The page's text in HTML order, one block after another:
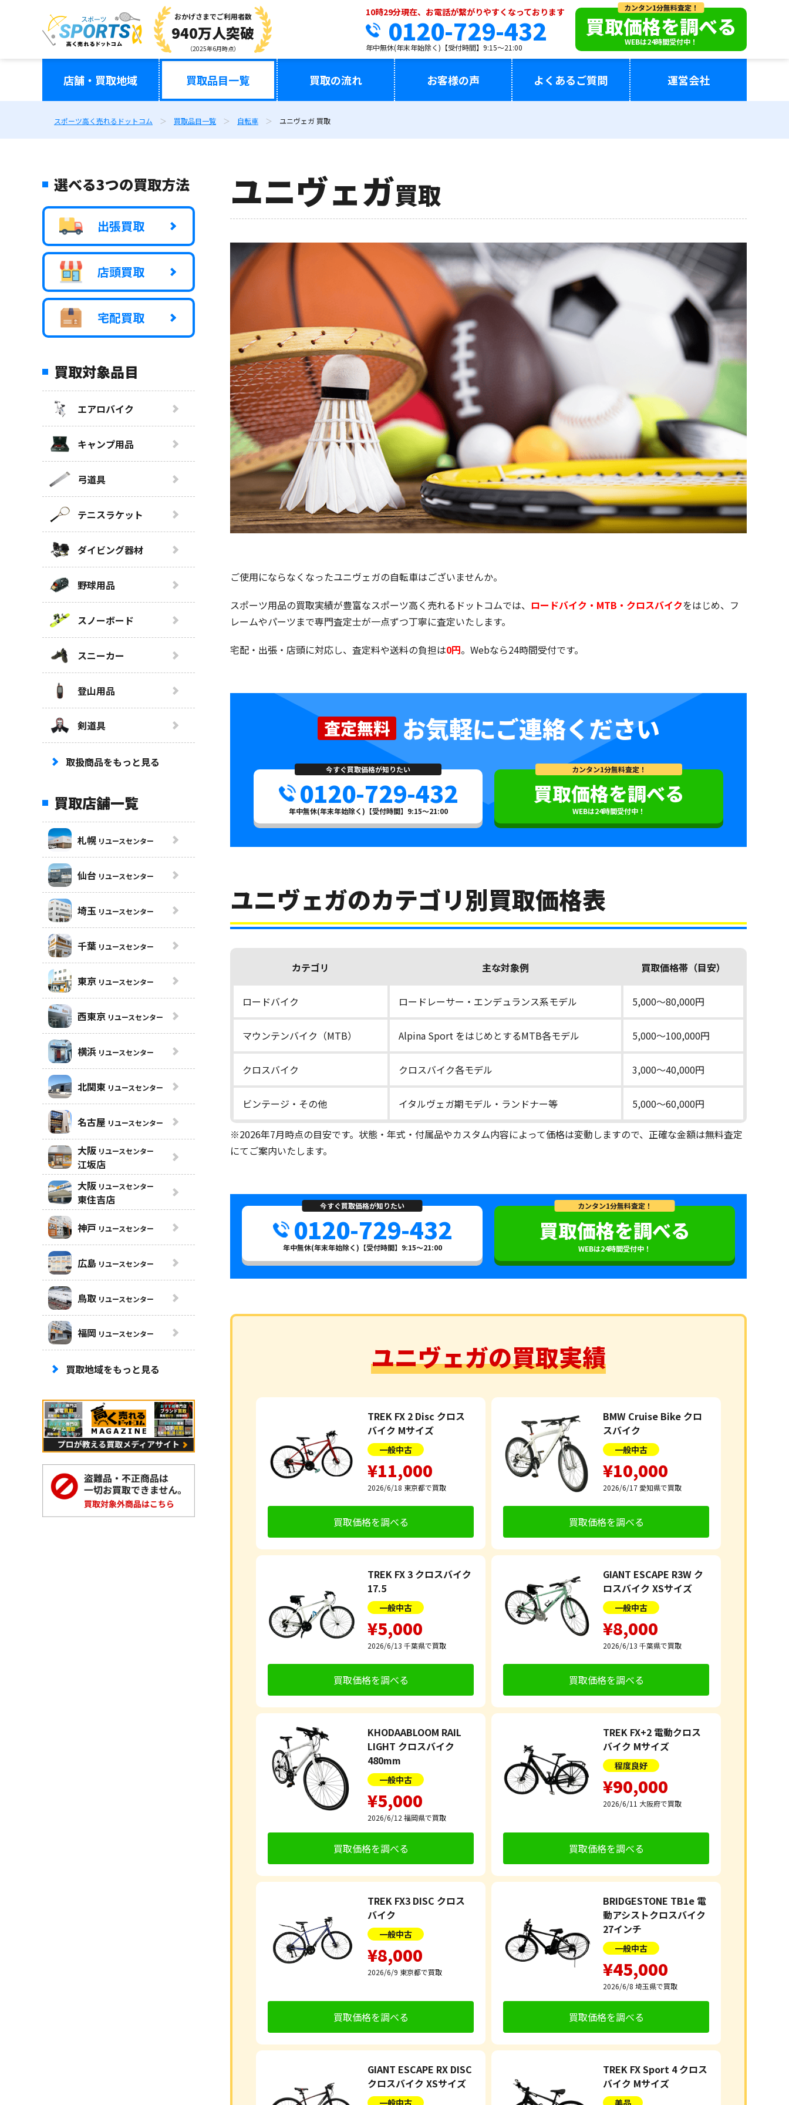
おかげさまでご利用者数
940万人突破
（2025年6月時点）
10時29分現在、お電話が繋がりやすくなっております
0120-729-432
年中無休(年末年始除く)【受付時間】9:15～21:00
カンタン1分無料査定！
買取価格を調べる
WEBは24時間受付中！
店舗・買取地域 買取品目一覧 買取の流れ お客様の声 よくあるご質問 運営会社
スポーツ高く売れるドットコム 買取品目一覧 自転車 ユニヴェガ 買取
ユニヴェガ買取
ご使用にならなくなったユニヴェガの自転車はございませんか。
スポーツ用品の買取実績が豊富なスポーツ高く売れるドットコムでは、 ロードバイク・MTB・クロスバイクをはじめ、フ
レームやパーツまで専門査定士が一点ずつ丁寧に査定いたします。
宅配・出張・店頭に対応し、査定料や送料の負担は0円。Webなら24時間受付です。
査定無料 お気軽にご連絡ください
今すぐ買取価格が知りたい
0120-729-432
年中無休(年末年始除く)【受付時間】9:15～21:00
カンタン1分無料査定！
買取価格を調べる
WEBは24時間受付中！
ユニヴェガのカテゴリ別買取価格表
カテゴリ 主な対象例 買取価格帯（目安）
ロードバイク ロードレーサー・エンデュランス系モデル 5,000〜80,000円
マウンテンバイク（MTB） Alpina Sport をはじめとするMTB各モデル 5,000〜100,000円
クロスバイク クロスバイク各モデル 3,000〜40,000円
ビンテージ・その他 イタルヴェガ期モデル・ランドナー等 5,000〜60,000円
※2026年7月時点の目安です。状態・年式・付属品やカスタム内容によって価格は変動しますので、正確な金額は無料査定
にてご案内いたします。
今すぐ買取価格が知りたい
0120-729-432
年中無休(年末年始除く)【受付時間】9:15～21:00
カンタン1分無料査定！
買取価格を調べる
WEBは24時間受付中！
ユニヴェガの買取実績
TREK FX 2 Disc クロス
バイク Mサイズ
一般中古
¥11,000
2026/6/18 東京都で買取
買取価格を調べる
BMW Cruise Bike クロ
スバイク
一般中古
¥10,000
2026/6/17 愛知県で買取
買取価格を調べる
TREK FX 3 クロスバイク
17.5
一般中古
¥5,000
2026/6/13 千葉県で買取
買取価格を調べる
GIANT ESCAPE R3W ク
ロスバイク XSサイズ
一般中古
¥8,000
2026/6/13 千葉県で買取
買取価格を調べる
KHODAABLOOM RAIL
LIGHT クロスバイク
480mm
一般中古
¥5,000
2026/6/12 福岡県で買取
買取価格を調べる
TREK FX+2 電動クロス
バイク Mサイズ
程度良好
¥90,000
2026/6/11 大阪府で買取
買取価格を調べる
TREK FX3 DISC クロス
バイク
一般中古
¥8,000
2026/6/9 東京都で買取
買取価格を調べる
BRIDGESTONE TB1e 電
動アシストクロスバイク
27インチ
一般中古
¥45,000
2026/6/8 埼玉県で買取
買取価格を調べる
GIANT ESCAPE RX DISC
クロスバイク XSサイズ
一般中古
TREK FX Sport 4 クロス
バイク Mサイズ
美品
選べる3つの買取方法
出張買取
店頭買取
宅配買取
買取対象品目
エアロバイク
キャンプ用品
弓道具
テニスラケット
ダイビング器材
野球用品
スノーボード
スニーカー
登山用品
剣道具
取扱商品をもっと見る
買取店舗一覧
札幌 リユースセンター
仙台 リユースセンター
埼玉 リユースセンター
千葉 リユースセンター
東京 リユースセンター
西東京 リユースセンター
横浜 リユースセンター
北関東 リユースセンター
名古屋 リユースセンター
大阪 リユースセンター
江坂店
大阪 リユースセンター
東住吉店
神戸 リユースセンター
広島 リユースセンター
鳥取 リユースセンター
福岡 リユースセンター
買取地域をもっと見る